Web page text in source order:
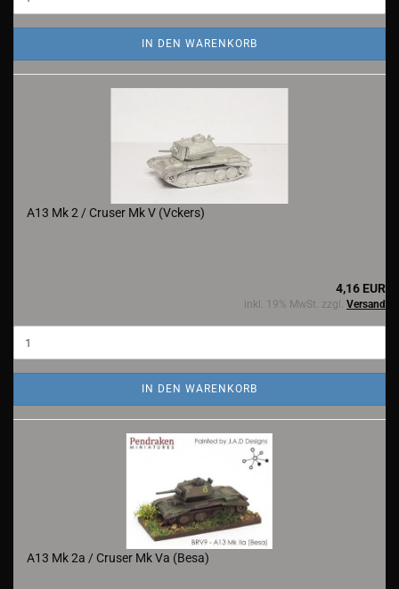
IN DEN WARENKORB
A13 Mk 2 / Cruser Mk V (Vckers)
4,16 EUR
inkl. 19% MwSt. zzgl. Versand
IN DEN WARENKORB
A13 Mk 2a / Cruser Mk Va (Besa)